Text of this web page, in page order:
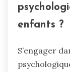
enfants ?
S’engager